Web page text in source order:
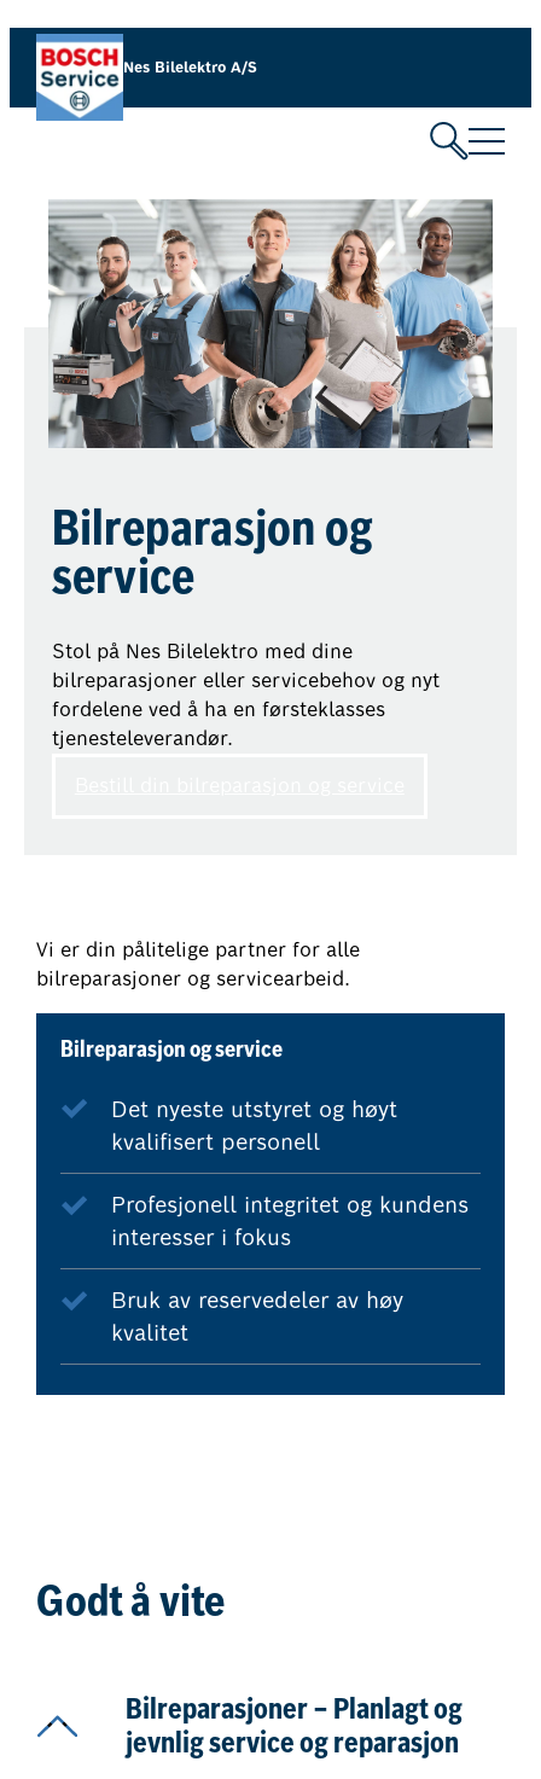
Nes Bilelektro A/S
Bilreparasjon og
service
Stol på Nes Bilelektro med dine
bilreparasjoner eller servicebehov og nyt
fordelene ved å ha en førsteklasses
tjenesteleverandør.
Vi er din pålitelige partner for alle
bilreparasjoner og servicearbeid.
Bilreparasjon og service
Det nyeste utstyret og høyt
kvalifisert personell
Profesjonell integritet og kundens
interesser i fokus
Bruk av reservedeler av høy
kvalitet
Godt å vite
Bilreparasjoner – Planlagt og
jevnlig service og reparasjon